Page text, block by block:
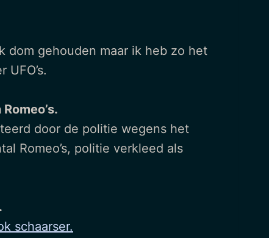
dom gehouden maar ik heb zo het
door de politie wegens het
Romeo’s, politie verkleed als
schaarser.